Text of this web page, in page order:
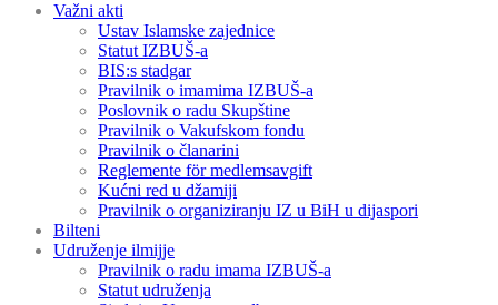
Važni akti
Ustav Islamske zajednice
Statut IZBUŠ-a
BIS:s stadgar
Pravilnik o imamima IZBUŠ-a
Poslovnik o radu Skupštine
Pravilnik o Vakufskom fondu
Pravilnik o članarini
Reglemente för medlemsavgift
Kućni red u džamiji
Pravilnik o organiziranju IZ u BiH u dijaspori
Bilteni
Udruženje ilmijje
Pravilnik o radu imama IZBUŠ-a
Statut udruženja